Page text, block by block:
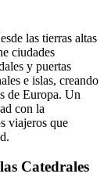
las tierras altas
ciudades
y puertas
e islas, creando
de Europa. Un
con la
viajeros que
Catedrales